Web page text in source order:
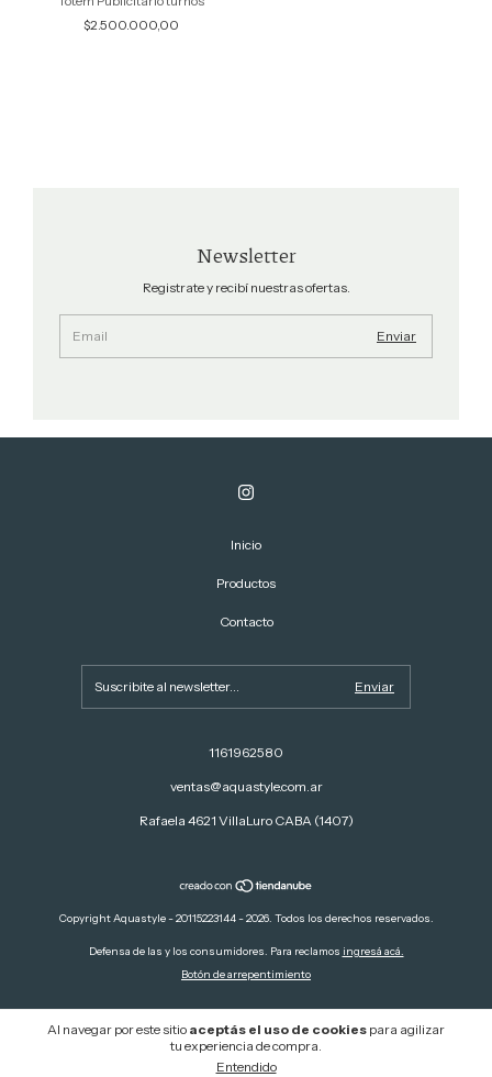
Al navegar por este sitio aceptás el uso de cookies para agilizar
tu experiencia de compra.
Entendido
$2.500.000,00
Newsletter
Registrate y recibí nuestras ofertas.
Inicio
Productos
Contacto
1161962580
ventas@aquastyle.com.ar
Rafaela 4621 VillaLuro CABA (1407)
Copyright Aquastyle - 20115223144 - 2026. Todos los derechos reservados.
Defensa de las y los consumidores. Para reclamos ingresá acá.
Botón de arrepentimiento